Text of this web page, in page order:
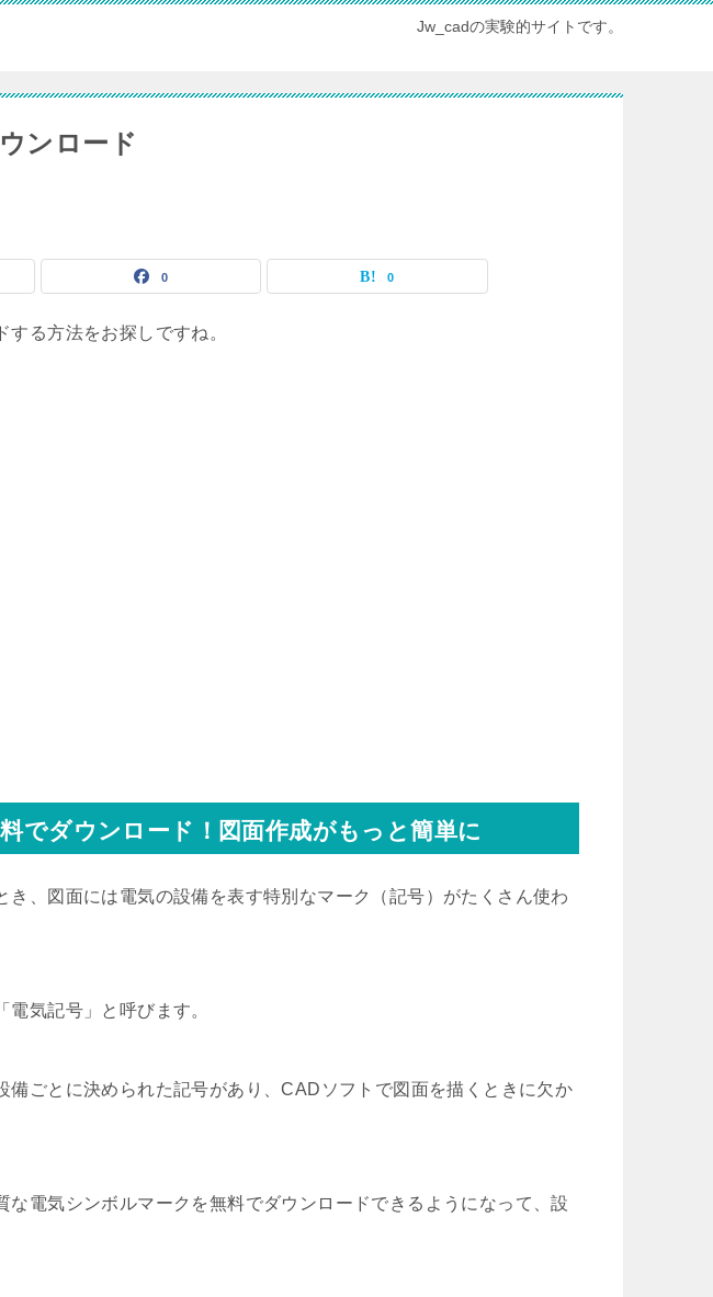
Jw_cadの実験的サイトです。
ンロード
0 0
る方法をお探しですね。
でダウンロード！図面作成がもっと簡単に
き、図面には電気の設備を表す特別なマーク（記号）がたくさん使わ
気記号」と呼びます。
備ごとに決められた記号があり、CADソフトで図面を描くときに欠か
な電気シンボルマークを無料でダウンロードできるようになって、設